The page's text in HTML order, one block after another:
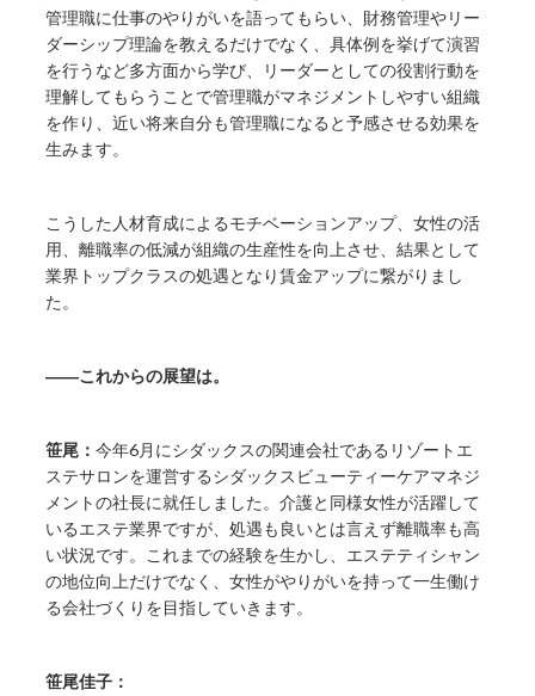
管理職に仕事のやりがいを語ってもらい、財務管理やリー
ダーシップ理論を教えるだけでなく、具体例を挙げて演習
を行うなど多方面から学び、リーダーとしての役割行動を
理解してもらうことで管理職がマネジメントしやすい組織
を作り、近い将来自分も管理職になると予感させる効果を
生みます。
こうした人材育成によるモチベーションアップ、女性の活
用、離職率の低減が組織の生産性を向上させ、結果として
業界トップクラスの処遇となり賃金アップに繋がりまし
た。
――これからの展望は。
笹尾：今年6月にシダックスの関連会社であるリゾートエ
ステサロンを運営するシダックスビューティーケアマネジ
メントの社長に就任しました。介護と同様女性が活躍して
いるエステ業界ですが、処遇も良いとは言えず離職率も高
い状況です。これまでの経験を生かし、エステティシャン
の地位向上だけでなく、女性がやりがいを持って一生働け
る会社づくりを目指していきます。
笹尾佳子：